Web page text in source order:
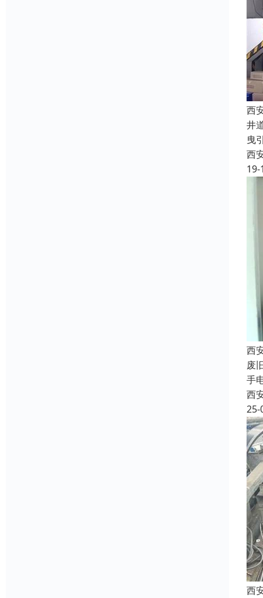
西
井
曳
西
19-
西
废
手
西
25-
西